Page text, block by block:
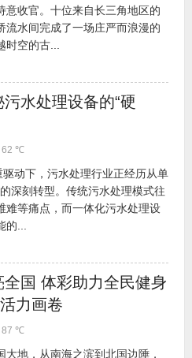
意收官。十位来自长三角地区的
流水间完成了一场庄严而浪漫的
空的古...
水处理设备的“硬
℃
驱动下，污水处理行业正经历从单
深刻转型。传统污水处理模式往
难等痛点，而一体化污水处理设
...
全国 体彩助力全民健身
力画卷
℃
地，从南海之滨到北国边陲，